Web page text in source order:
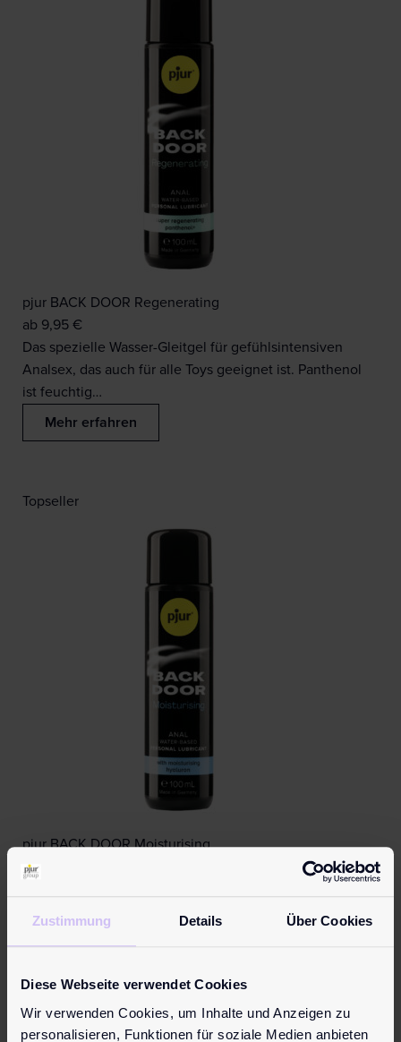
Zustimmung Details Über Cookies
Diese Webseite verwendet Cookies
Wir verwenden Cookies, um Inhalte und Anzeigen zu
personalisieren, Funktionen für soziale Medien anbieten
pjur BACK DOOR Regenerating
ab 9,95 €
Das spezielle Wasser-Gleitgel für gefühlsintensiven
Analsex, das auch für alle Toys geeignet ist. Panthenol
ist feuchtig…
Mehr erfahren
Topseller
pjur BACK DOOR Moisturising
ab
auch für alle Toys geeignet ist. Höher konzentriertes
Hyaluron so…